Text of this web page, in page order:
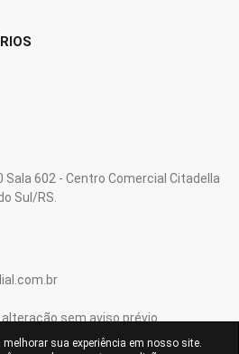
Sala 602 - Centro Comercial Citadella
Sul/RS.
sem aviso prévio.
sua experiência em nosso site.